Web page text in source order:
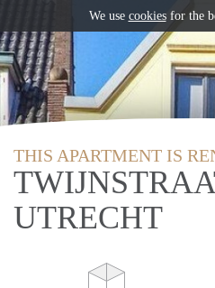
THIS APARTMENT IS
UTRECHT
We use cookiesfor the